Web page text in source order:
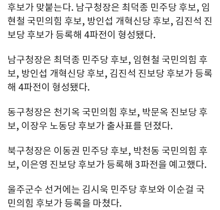
후보가 맞붙는다. 남구청장은 최덕종 민주당 후보, 임
현철 국민의힘 후보, 방인섭 개혁신당 후보, 김진석 진
보당 후보가 등록해 4파전이 형성됐다.
남구청장은 최덕종 민주당 후보, 임현철 국민의힘 후
보, 방인섭 개혁신당 후보, 김진석 진보당 후보가 등록
해 4파전이 형성됐다.
동구청장은 천기옥 국민의힘 후보, 박문옥 진보당 후
보, 이장우 노동당 후보가 출사표를 던졌다.
북구청장은 이동권 민주당 후보, 박천동 국민의힘 후
보, 이은영 진보당 후보가 등록해 3파전을 예고했다.
울주군수 선거에는 김시욱 민주당 후보와 이순걸 국
민의힘 후보가 등록을 마쳤다.